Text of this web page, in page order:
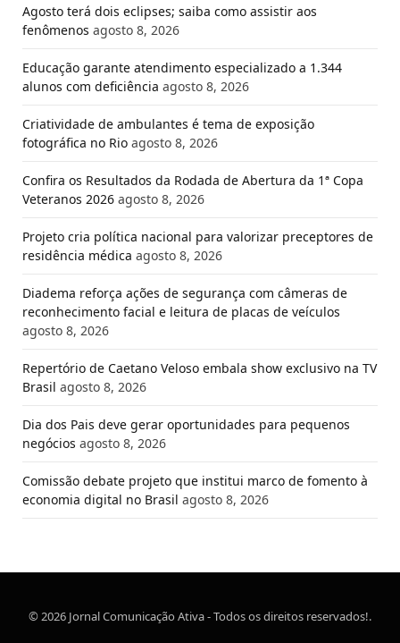
Agosto terá dois eclipses; saiba como assistir aos
fenômenos agosto 8, 2026
Educação garante atendimento especializado a 1.344
alunos com deficiência agosto 8, 2026
Criatividade de ambulantes é tema de exposição
fotográfica no Rio agosto 8, 2026
Confira os Resultados da Rodada de Abertura da 1ª Copa
Veteranos 2026 agosto 8, 2026
Projeto cria política nacional para valorizar preceptores de
residência médica agosto 8, 2026
Diadema reforça ações de segurança com câmeras de
reconhecimento facial e leitura de placas de veículos
agosto 8, 2026
Repertório de Caetano Veloso embala show exclusivo na TV
Brasil agosto 8, 2026
Dia dos Pais deve gerar oportunidades para pequenos
negócios agosto 8, 2026
Comissão debate projeto que institui marco de fomento à
economia digital no Brasil agosto 8, 2026
© 2026 Jornal Comunicação Ativa - Todos os direitos reservados!.